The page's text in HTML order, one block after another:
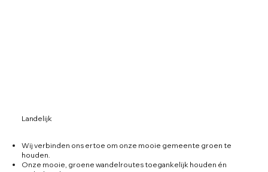
Landelijk
Wij verbinden ons ertoe om onze mooie gemeente groen te
houden.
Onze mooie, groene wandelroutes toegankelijk houden én